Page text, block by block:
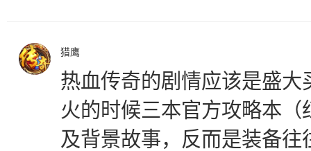
猎鹰
热血传奇的剧情应该是盛
火的时候三本官方攻略本
及背景故事，反而是装备